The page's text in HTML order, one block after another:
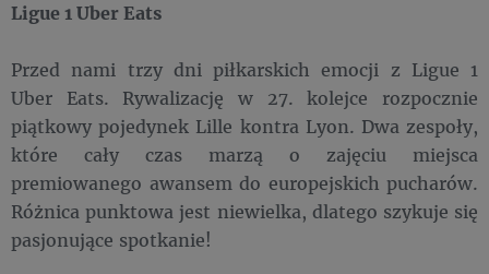
Ligue 1 Uber Eats
Przed nami trzy dni piłkarskich emocji z Ligue 1
Uber Eats. Rywalizację w 27. kolejce rozpocznie
piątkowy pojedynek Lille kontra Lyon. Dwa zespoły,
które cały czas marzą o zajęciu miejsca
premiowanego awansem do europejskich pucharów.
Różnica punktowa jest niewielka, dlatego szykuje się
pasjonujące spotkanie!